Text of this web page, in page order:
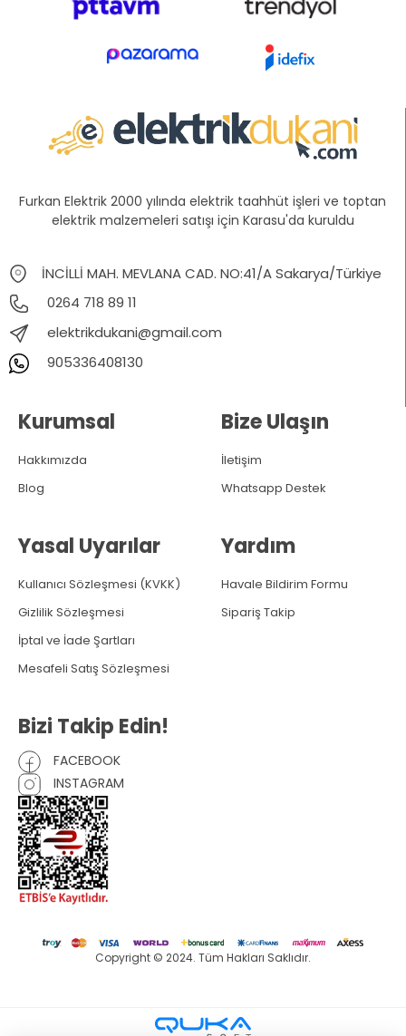
Furkan Elektrik 2000 yılında elektrik taahhüt işleri ve toptan
elektrik malzemeleri satışı için Karasu'da kuruldu
İNCİLLİ MAH. MEVLANA CAD. NO:41/A Sakarya/Türkiye
0264 718 89 11
elektrikdukani@gmail.com
905336408130
Kurumsal
Hakkımızda
Blog
Yasal Uyarılar
Kullanıcı Sözleşmesi (KVKK)
Gizlilik Sözleşmesi
İptal ve İade Şartları
Mesafeli Satış Sözleşmesi
Bize Ulaşın
İletişim
Whatsapp Destek
Yardım
Havale Bildirim Formu
Sipariş Takip
Bizi Takip Edin!
FACEBOOK
INSTAGRAM
Copyright © 2024. Tüm Hakları Saklıdır.